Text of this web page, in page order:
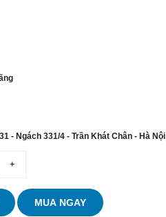
- Ngách 331/4 - Trần Khát Chân - Hà Nội
tang
MUA NGAY